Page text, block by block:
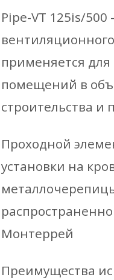
(утепленная)
Pipe-VT 125is/
применяется
помещений в
строительства и
Проходной
установки на
Монтеррей
Преимущества